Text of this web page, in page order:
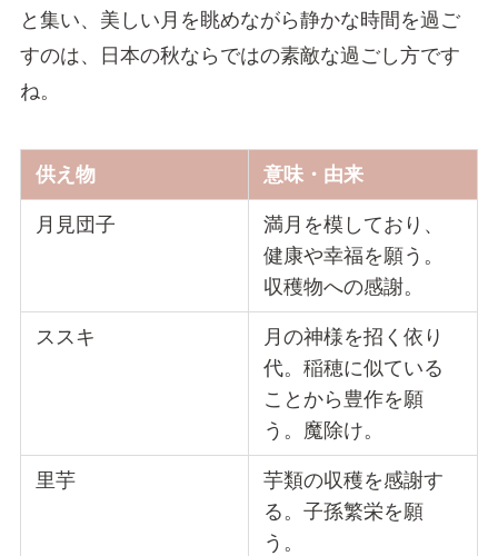
と集い、美しい月を眺めながら静かな時間を過ご
すのは、日本の秋ならではの素敵な過ごし方です
ね。
供え物 意味・由来
月見団子
満月を模しており、
健康や幸福を願う。
収穫物への感謝。
ススキ
月の神様を招く依り
代。稲穂に似ている
ことから豊作を願
う。魔除け。
里芋
芋類の収穫を感謝す
る。子孫繁栄を願
う。